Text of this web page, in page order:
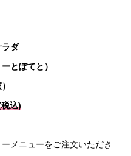
ラダ
とぽてと）
込)
メニューをご注文いただき